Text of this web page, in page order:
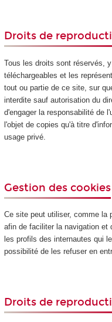
Droits de
Tous les droits sont réservés,
téléchargeables et les
tout ou partie de ce site, sur
interdite sauf autorisation du
d'engager la responsabilité de
l'objet de copies qu'à titre
usage privé.
Gestion des cookies
Ce site peut utiliser, comme la
afin de faciliter la navigation et
les profils des internautes qui
possibilité de les refuser en
Droits de